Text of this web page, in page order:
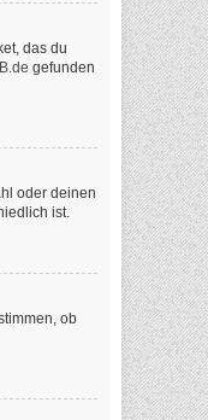
das du
gefunden
oder deinen
ist.
ob